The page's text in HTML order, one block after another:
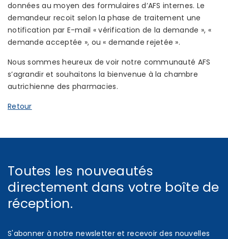
données au moyen des formulaires d’AFS internes. Le
demandeur recoit selon la phase de traitement une
notification par E-mail « vérification de la demande », «
demande acceptée », ou « demande rejetée ».
Nous sommes heureux de voir notre communauté AFS
s’agrandir et souhaitons la bienvenue à la chambre
autrichienne des pharmacies.
Retour
Toutes les nouveautés
directement dans votre boîte de
réception.
S'abonner à notre newsletter et recevoir des nouvelles